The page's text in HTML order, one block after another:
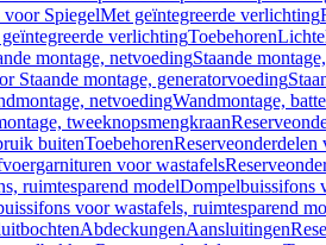
voor SpiegelMet geïntegreerde verlichting
verlichtingToebehoren
montage, netvoedingStaande
Staande montage, generatorvoeding
netvoedingWandmontage,
tweeknopsmengkraan
buitenToebehorenReserveonderdelen
voor wastafels
ruimtesparend modelDompelbuissifons
voor wastafels, ruimtesparend
AbdeckungenAansluitingen